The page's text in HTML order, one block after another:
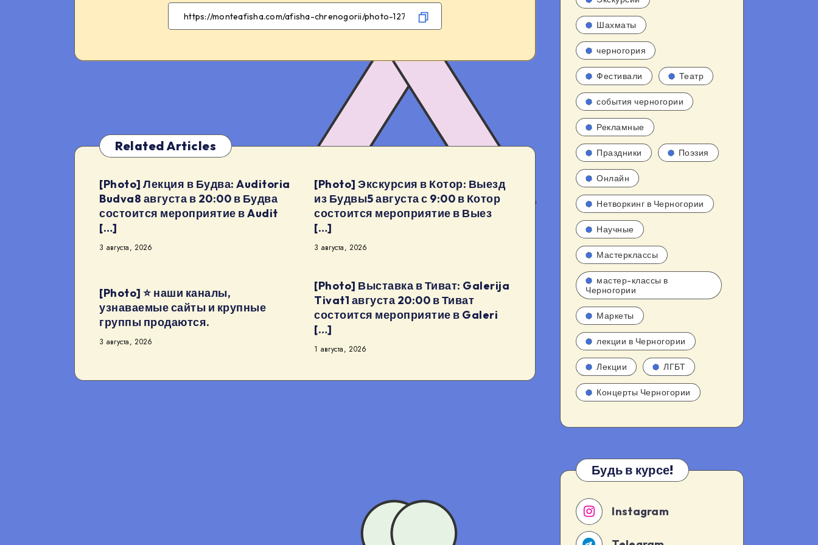
FacebookTwitter
TelegramWhatsApp
Related Articles
[Photo] Лекция в Будва: Auditoria
Budva8 августа в 20:00 в Будва
состоится мероприятие в Audit
[…]
3 августа, 2026
[Photo] Экскурсия в Котор: Выезд
из Будвы5 августа с 9:00 в Котор
состоится мероприятие в Выез
[…]
3 августа, 2026
[Photo] ⭐️ наши каналы,
узнаваемые сайты и крупные
группы продаются.
3 августа, 2026
[Photo] Выставка в Тиват: Galerija
Tivat1 августа 20:00 в Тиват
состоится мероприятие в Galeri
[…]
1 августа, 2026
Шахматы
черногория
Фестивали Театр
события черногории
Рекламные
Праздники Поэзия
Онлайн
Нетворкинг в Черногории
Научные
Мастерклассы
мастер-классы в
Черногории
Маркеты
лекции в Черногории
Лекции ЛГБТ
Концерты Черногории
Будь в курсе!
Instagram